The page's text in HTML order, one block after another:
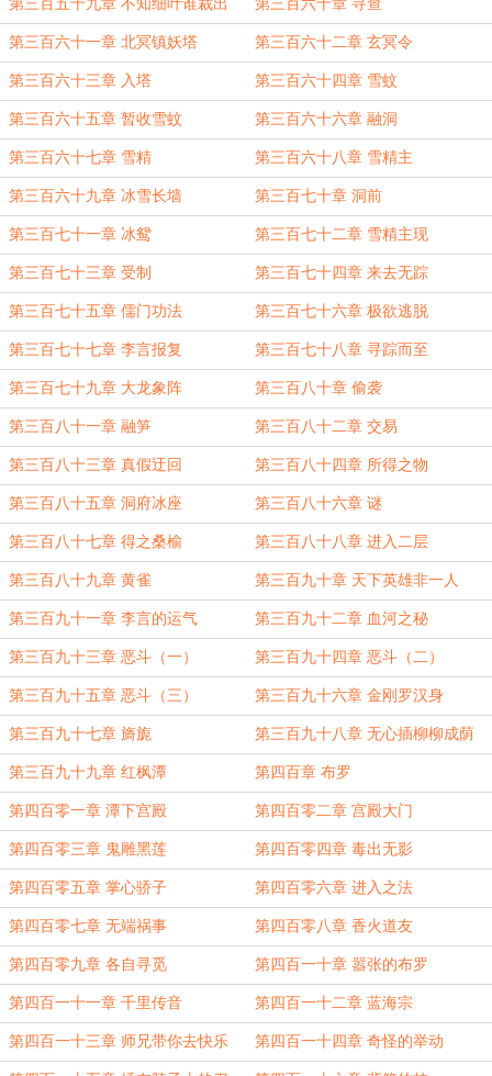
第三百五十九章 不知细叶谁裁出 第三百六十章 寻查
第三百六十一章 北冥镇妖塔 第三百六十二章 玄冥令
第三百六十三章 入塔 第三百六十四章 雪蚊
第三百六十五章 暂收雪蚊 第三百六十六章 融洞
第三百六十七章 雪精 第三百六十八章 雪精主
第三百六十九章 冰雪长墙 第三百七十章 洞前
第三百七十一章 冰鸳 第三百七十二章 雪精主现
第三百七十三章 受制 第三百七十四章 来去无踪
第三百七十五章 儒门功法 第三百七十六章 极欲逃脱
第三百七十七章 李言报复 第三百七十八章 寻踪而至
第三百七十九章 大龙象阵 第三百八十章 偷袭
第三百八十一章 融笋 第三百八十二章 交易
第三百八十三章 真假迂回 第三百八十四章 所得之物
第三百八十五章 洞府冰座 第三百八十六章 谜
第三百八十七章 得之桑榆 第三百八十八章 进入二层
第三百八十九章 黄雀 第三百九十章 天下英雄非一人
第三百九十一章 李言的运气 第三百九十二章 血河之秘
第三百九十三章 恶斗（一） 第三百九十四章 恶斗（二）
第三百九十五章 恶斗（三） 第三百九十六章 金刚罗汉身
第三百九十七章 旖旎 第三百九十八章 无心插柳柳成荫
第三百九十九章 红枫潭 第四百章 布罗
第四百零一章 潭下宫殿 第四百零二章 宫殿大门
第四百零三章 鬼雕黑莲 第四百零四章 毒出无影
第四百零五章 掌心骄子 第四百零六章 进入之法
第四百零七章 无端祸事 第四百零八章 香火道友
第四百零九章 各自寻觅 第四百一十章 嚣张的布罗
第四百一十一章 千里传音 第四百一十二章 蓝海宗
第四百一十三章 师兄带你去快乐 第四百一十四章 奇怪的举动